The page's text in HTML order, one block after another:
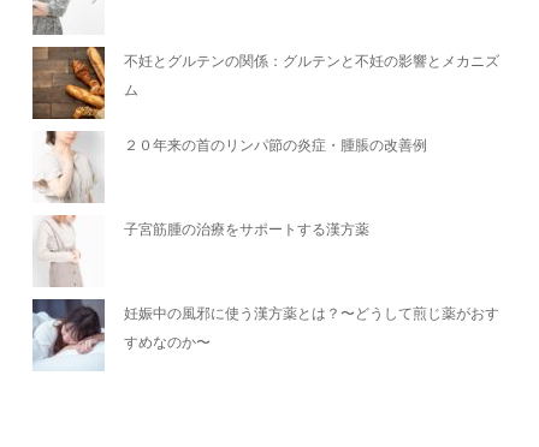
不妊とグルテンの関係：グルテンと不妊の影響とメカニズ
ム
２０年来の首のリンパ節の炎症・腫脹の改善例
子宮筋腫の治療をサポートする漢方薬
妊娠中の風邪に使う漢方薬とは？〜どうして煎じ薬がおす
すめなのか〜